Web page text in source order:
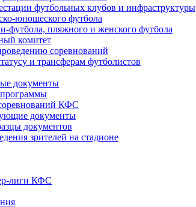
футбольных клубов и инфраструктуры
юношеского футбола
футбола, пляжного и женского футбола
комитет
соревнований
и трансферам футболистов
документы
КФС
документы
документов
зрителей на стадионе
лиги КФС